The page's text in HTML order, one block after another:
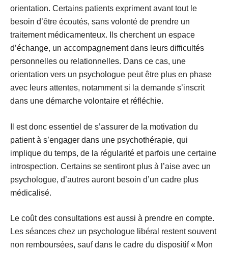
orientation. Certains patients expriment avant tout le
besoin d’être écoutés, sans volonté de prendre un
traitement médicamenteux. Ils cherchent un espace
d’échange, un accompagnement dans leurs difficultés
personnelles ou relationnelles. Dans ce cas, une
orientation vers un psychologue peut être plus en phase
avec leurs attentes, notamment si la demande s’inscrit
dans une démarche volontaire et réfléchie.
Il est donc essentiel de s’assurer de la motivation du
patient à s’engager dans une psychothérapie, qui
implique du temps, de la régularité et parfois une certaine
introspection. Certains se sentiront plus à l’aise avec un
psychologue, d’autres auront besoin d’un cadre plus
médicalisé.
Le coût des consultations est aussi à prendre en compte.
Les séances chez un psychologue libéral restent souvent
non remboursées, sauf dans le cadre du dispositif « Mon